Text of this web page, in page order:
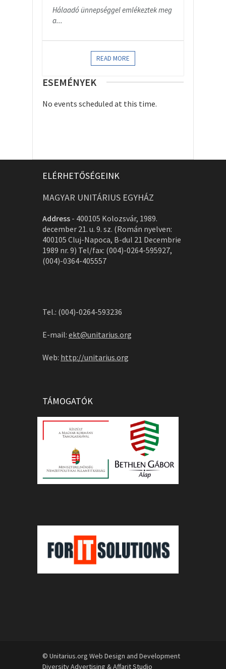
Hálaadó ünnepséggel emlékeztek meg
a...
READ MORE
ESEMÉNYEK
No events scheduled at this time.
ELÉRHETŐSÉGEINK
MAGYAR UNITÁRIUS EGYHÁZ
Address - 400105 Kolozsvár, 1989.
december 21. u. 9. sz. (Román nyelven:
400105 Cluj-Napoca, B-dul 21 Decembrie
1989 nr. 9) Tel/fax: (004)-0264-595927,
(004)-0364-405557
Tel.: (004)-0264-593236
E-mail: ekt@unitarius.org
Web: http://unitarius.org
TÁMOGATÓK
© Unitarius.org Web Design and Development
Diversity Advertising &Affarit Studio